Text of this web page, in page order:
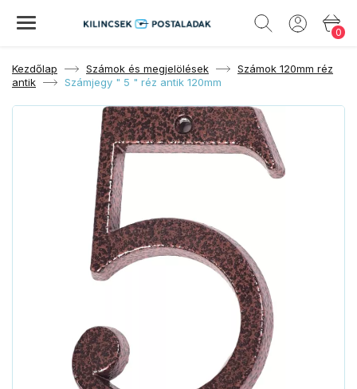
0
Kezdőlap Számok és megjelölések
Számok 120mm réz
antik
Számjegy " 5 " réz antik 120mm